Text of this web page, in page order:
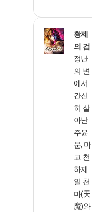
황제
의 검
정난
의 변
에서
간신
히 살
아난
주윤
문, 마
교 천
하제
일 천
마(天
魔)와